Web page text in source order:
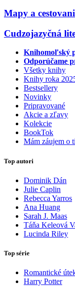
Mapy a
Cudzojazyčná
Knihomoľský
Odporúčame
Všetky knihy
Knihy roka
Bestsellery
Novinky
Pripravované
Akcie a zľavy
Kolekcie
BookTok
Mám záujem o
Top autori
Dominik Dán
Julie Caplin
Rebecca Yarros
Ana Huang
Sarah J. Maas
Táňa Keleová
Lucinda Riley
Top série
Romantické
Harry Potter